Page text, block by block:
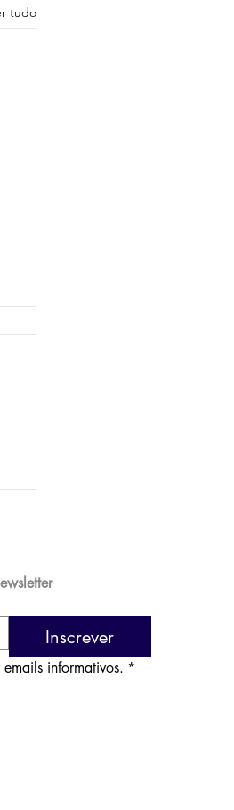
tudo
Inscrever
informativos. *